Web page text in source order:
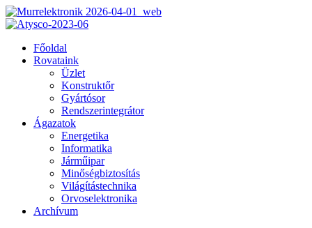
Főoldal
Rovataink
Üzlet
Konstruktőr
Gyártósor
Rendszerintegrátor
Ágazatok
Energetika
Informatika
Járműipar
Minőségbiztosítás
Világítástechnika
Orvoselektronika
Archívum